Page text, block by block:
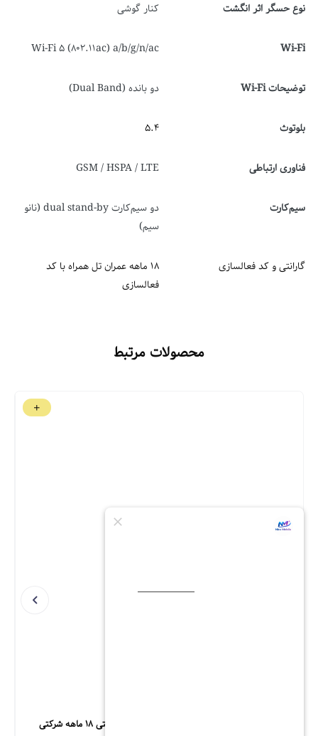
نوع حسگر اثر انگشت کنار گوشی
Wi-Fi
Wi-Fi 5 (802.11ac) a/b/g/n/ac
توضیحات Wi-Fi دو بانده (Dual Band)
بلوتوث 5.4
فناوری‌ ارتباطی GSM / HSPA / LTE
سیم‌کارت
دو سیم‌کارت dual stand-by (نانو
سیم)
گارانتی و کد فعالسازی
18 ماهه عمران تل همراه با کد
فعالسازی
محصولات مرتبط